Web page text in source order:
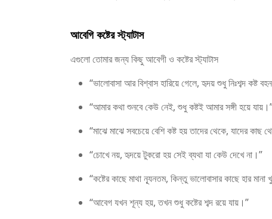
আবেগি কষ্টের স্ট্যাটাস
এগুলো তোমার জন্য কিছু আবেগী ও কষ্টের স্ট্যাটাস
“ভালোবাসা আর বিশ্বাস হারিয়ে গেলে, হৃদয় শুধু নিঃশব্দ কষ্ট
“আমার কথা শুনবে কেউ নেই, শুধু কষ্টই আমার সঙ্গী হয়ে
“মাঝে মাঝে সবচেয়ে বেশি কষ্ট হয় তাদের থেকে, যাদের কাছ
“চোখে নয়, হৃদয়ে টুকরো হয় সেই ব্যথা যা কেউ দেখে না।”
“কষ্টের কাছে মাথা ন্যূনতম, কিন্তু ভালোবাসার কাছে হার মানা
“আবেগ যখন শূন্য হয়, তখন শুধু কষ্টের শব্দ রয়ে যায়।”